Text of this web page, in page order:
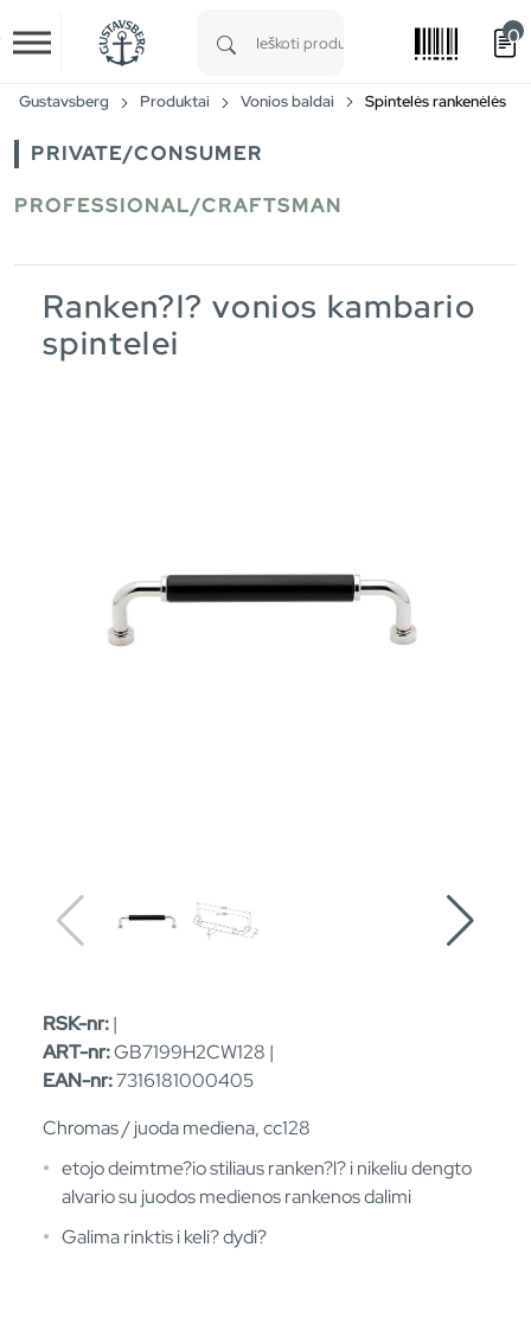
Skip to main content
0
Gustavsberg Produktai Vonios baldai Spintelės rankenėlės
PRIVATE/CONSUMER
PROFESSIONAL/CRAFTSMAN
Ranken?l? vonios kambario
spintelei
RSK-nr:|
ART-nr:GB7199H2CW128 |
EAN-nr:7316181000405
Chromas / juoda mediena, cc128
etojo deimtme?io stiliaus ranken?l? i nikeliu dengto
alvario su juodos medienos rankenos dalimi
Galima rinktis i keli? dydi?